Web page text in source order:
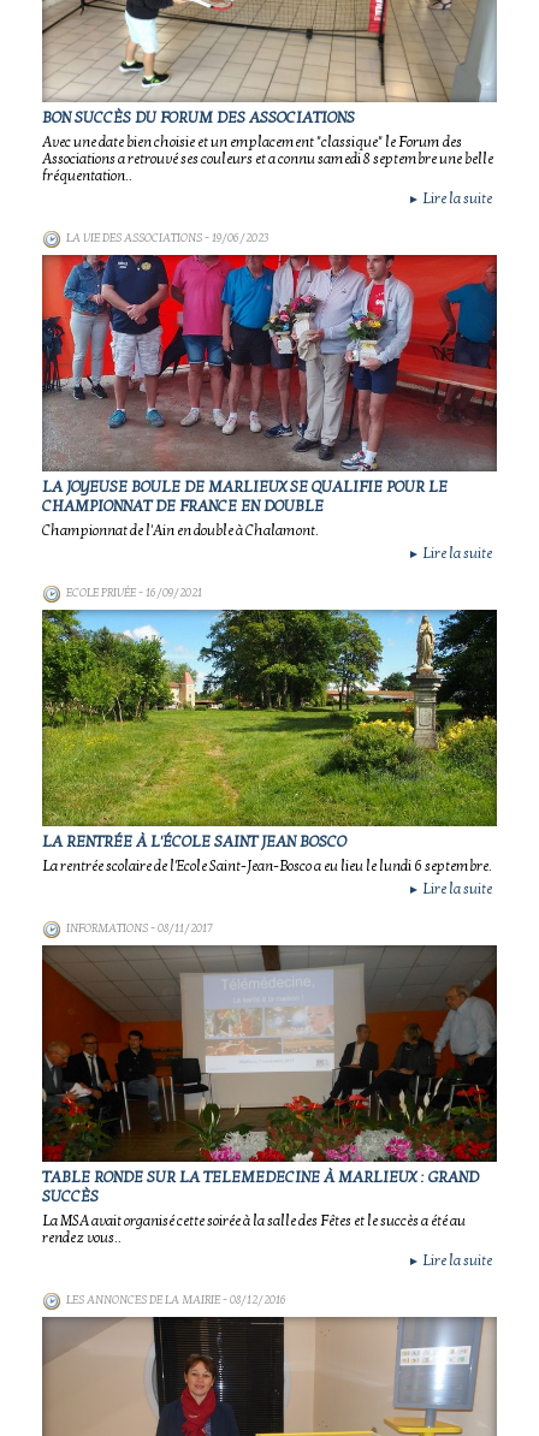
BON SUCCÈS DU FORUM DES ASSOCIATIONS
Avec une date bien choisie et un emplacement "classique" le Forum des
Associations a retrouvé ses couleurs et a connu samedi 8 septembre une belle
fréquentation..
► Lire la suite
LA VIE DES ASSOCIATIONS- 19/06/2023
LA JOYEUSE BOULE DE MARLIEUX SE QUALIFIE POUR LE
CHAMPIONNAT DE FRANCE EN DOUBLE
Championnat de l'Ain en double à Chalamont.
► Lire la suite
ECOLE PRIVÉE- 16/09/2021
LA RENTRÉE À L'ÉCOLE SAINT JEAN BOSCO
La rentrée scolaire de l'Ecole Saint-Jean-Bosco a eu lieu le lundi 6 septembre.
► Lire la suite
INFORMATIONS- 08/11/2017
TABLE RONDE SUR LA TELEMEDECINE À MARLIEUX : GRAND
SUCCÈS
La MSA avait organisé cette soirée à la salle des Fêtes et le succès a été au
rendez vous..
► Lire la suite
LES ANNONCES DE LA MAIRIE- 08/12/2016